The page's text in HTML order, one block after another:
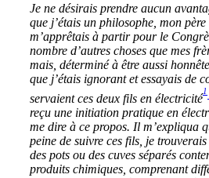
Je ne désirais prendre aucun
que j’étais un philosophe, mon
m’apprêtais à partir pour le
nombre d’autres choses que mes
mais, déterminé à être aussi
que j’étais ignorant et essayais de
servaient ces deux fils en électricité
1
reçu une initiation pratique en
me dire à ce propos. Il m’expliqua
peine de suivre ces fils, je
des pots ou des cuves séparés
produits chimiques, comprenant